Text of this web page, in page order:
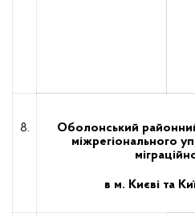
8.
Оболонський
міжрегіонального
в м. Києві та